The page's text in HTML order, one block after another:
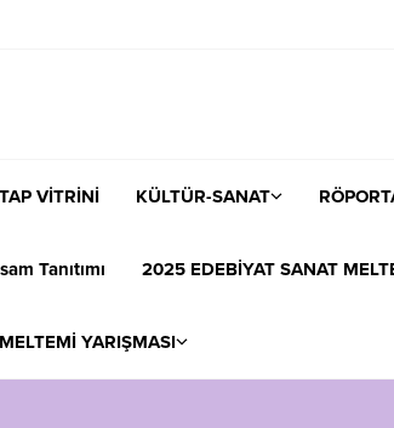
VİTRİNİ KÜLTÜR-SANAT
Tanıtımı 2025 EDEBİYAT SANAT
YARIŞMASI